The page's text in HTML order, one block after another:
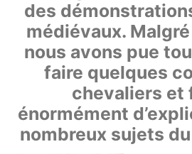
des
médiévaux.
nous avons pue
faire quelques
chevaliers et
énormément
nombreux sujets